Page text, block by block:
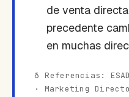
de venta
precedente
en muchas
ð Referencias:
· Marketing